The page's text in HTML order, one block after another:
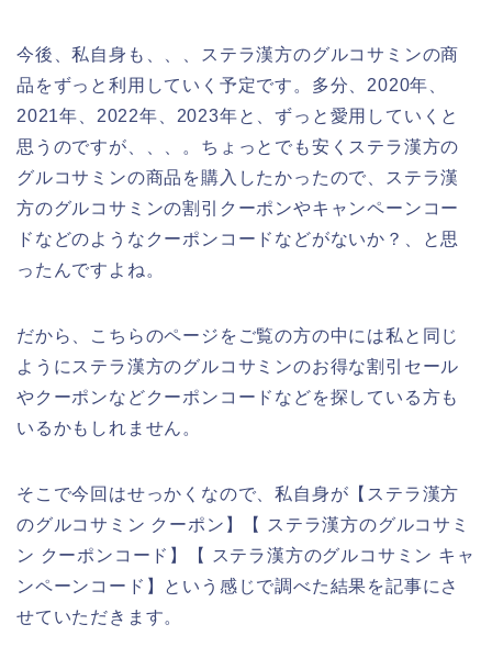
今後、私自身も、、、ステラ漢方のグルコサミンの商
品をずっと利用していく予定です。多分、2020年、
2021年、2022年、2023年と、ずっと愛用していくと
思うのですが、、、。ちょっとでも安くステラ漢方の
グルコサミンの商品を購入したかったので、ステラ漢
方のグルコサミンの割引クーポンやキャンペーンコー
ドなどのようなクーポンコードなどがないか？、と思
ったんですよね。
だから、こちらのページをご覧の方の中には私と同じ
ようにステラ漢方のグルコサミンのお得な割引セール
やクーポンなどクーポンコードなどを探している方も
いるかもしれません。
そこで今回はせっかくなので、私自身が【ステラ漢方
のグルコサミン クーポン】【 ステラ漢方のグルコサミ
ン クーポンコード】【 ステラ漢方のグルコサミン キャ
ンペーンコード】という感じで調べた結果を記事にさ
せていただきます。